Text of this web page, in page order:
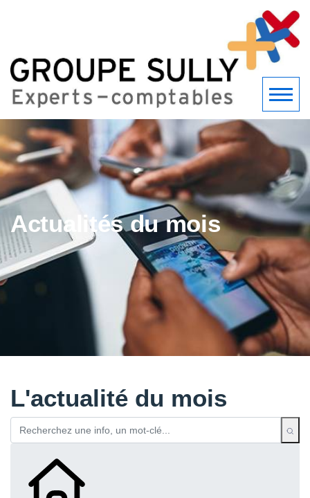
Actualités du mois
L'actualité du mois